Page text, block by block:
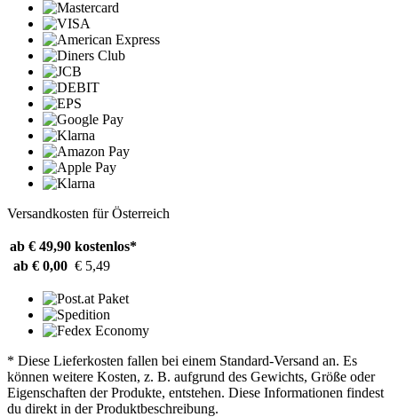
Versandkosten für Österreich
ab € 49,90 kostenlos*
ab € 0,00 € 5,49
* Diese Lieferkosten fallen bei einem Standard-Versand an. Es
können weitere Kosten, z. B. aufgrund des Gewichts, Größe oder
Eigenschaften der Produkte, entstehen. Diese Informationen findest
du direkt in der Produktbeschreibung.